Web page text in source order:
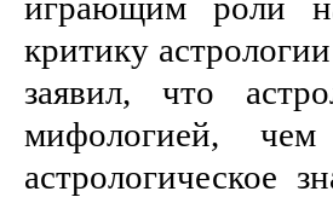
кpитику
заявил, что
мифологией,
астрологическое